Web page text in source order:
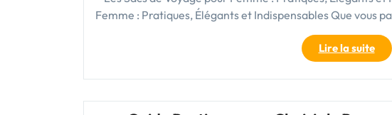
Femme : Pratiques, Élégants et Indispensables Que vous
Lire la suite"Les
Sacs
de